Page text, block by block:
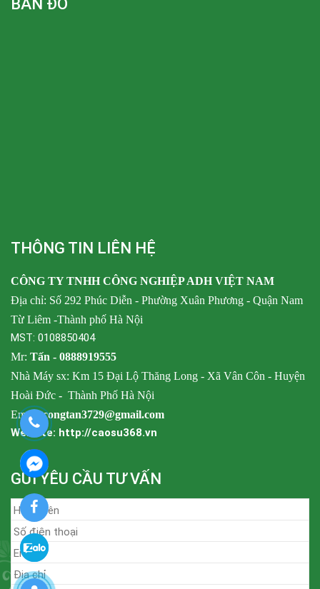
BẢN ĐỒ
THÔNG TIN LIÊN HỆ
CÔNG TY TNHH CÔNG NGHIỆP ADH VIỆT NAM
Địa chỉ: Số 292 Phúc Diễn - Phường Xuân Phương - Quận Nam
Từ Liêm -Thành phố Hà Nội
MST: 0108850404
Mr: Tấn - 0888919555
Nhà Máy sx: Km 15 Đại Lộ Thăng Long - Xã Vân Côn - Huyện
Hoài Đức - Thành Phố Hà Nội
Email:congtan3729@gmail.com
Website: http://caosu368.vn
GỬI YÊU CẦU TƯ VẤN